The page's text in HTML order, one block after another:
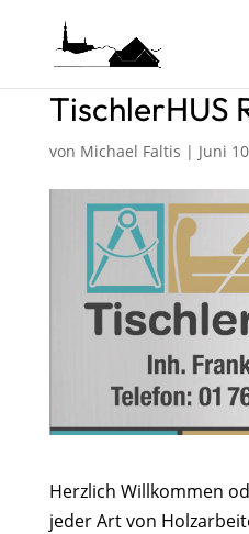
TischlerHUS
von Michael Faltis | Juni
Herzlich Willkommen
jeder Art von